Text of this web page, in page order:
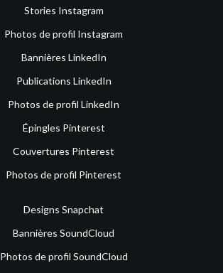
Stories Instagram
Photos de profil Instagram
Bannières LinkedIn
Publications LinkedIn
Photos de profil LinkedIn
Épingles Pinterest
Couvertures Pinterest
Photos de profil Pinterest
Designs Snapchat
Bannières SoundCloud
Photos de profil SoundCloud